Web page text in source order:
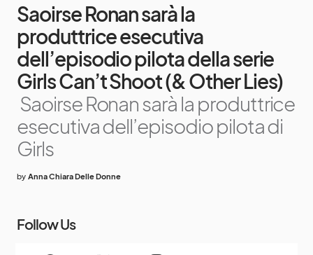
Saoirse Ronan sarà la
produttrice esecutiva
dell’episodio pilota della serie
Girls Can’t Shoot (& Other Lies)
Saoirse Ronan sarà la produttrice
esecutiva dell’episodio pilota di
Girls
by Anna Chiara Delle Donne
Follow Us